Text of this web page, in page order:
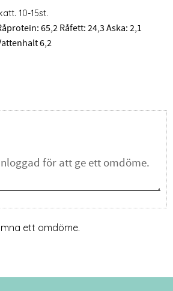
10-15st.
65,2 Råfett: 24,3 Aska: 2,1
6,2
ett omdöme.